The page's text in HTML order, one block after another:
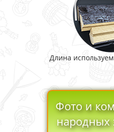
Длина
Фото и
народных